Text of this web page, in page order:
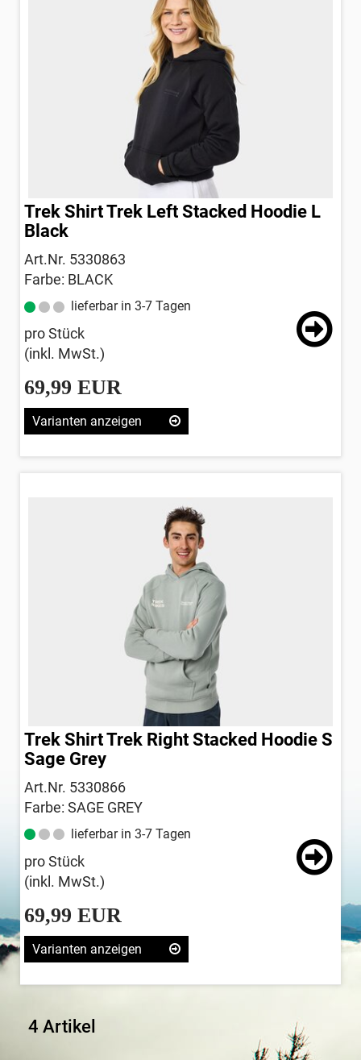
Trek Shirt Trek Left Stacked Hoodie L
Black
Art.Nr. 5330863
Farbe: BLACK
lieferbar in 3-7 Tagen
pro Stück
(inkl. MwSt.)
69,99 EUR
Varianten anzeigen
Trek Shirt Trek Right Stacked Hoodie S
Sage Grey
Art.Nr. 5330866
Farbe: SAGE GREY
lieferbar in 3-7 Tagen
pro Stück
(inkl. MwSt.)
69,99 EUR
Varianten anzeigen
4 Artikel